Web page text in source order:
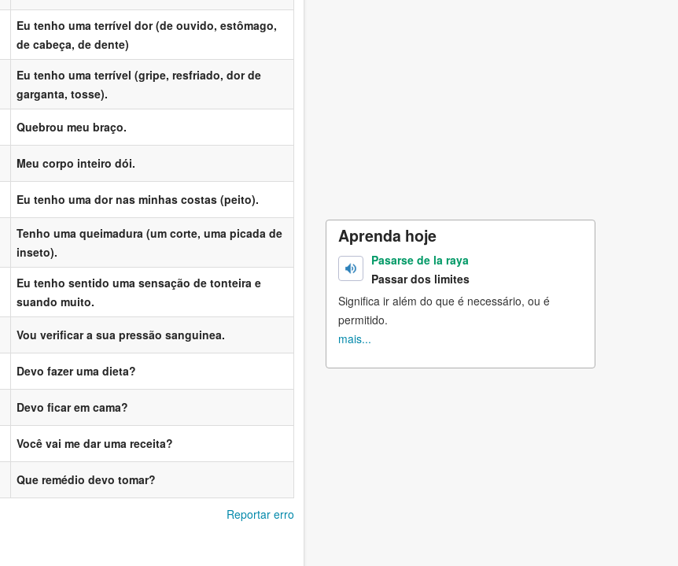
Eu tenho uma terrível dor (de ouvido, estômago,
de cabeça, de dente)
Eu tenho uma terrível (gripe, resfriado, dor de
garganta, tosse).
Quebrou meu braço.
Meu corpo inteiro dói.
Eu tenho uma dor nas minhas costas (peito).
Tenho uma queimadura (um corte, uma picada de
inseto).
Eu tenho sentido uma sensação de tonteira e
suando muito.
Vou verificar a sua pressão sanguinea.
Devo fazer uma dieta?
Devo ficar em cama?
Você vai me dar uma receita?
Que remédio devo tomar?
Reportar erro
Aprenda hoje
Pasarse de la raya
Passar dos limites
Significa ir além do que é necessário, ou é
permitido.
mais...